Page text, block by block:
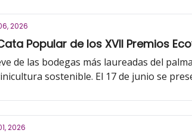
2026
Popular de los XVII Premios
de las bodegas más laureadas del
sostenible. El 17 de junio se
2026